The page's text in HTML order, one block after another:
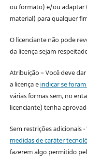
ou formato) e/ou adaptar
material) para qualquer
O licenciante não pode
da licença sejam
Atribuição – Você deve
a licença e indicar se
várias formas sem, no
licenciante) tenha
Sem restrições adicionais
medidas de caráter
fazerem algo permitido